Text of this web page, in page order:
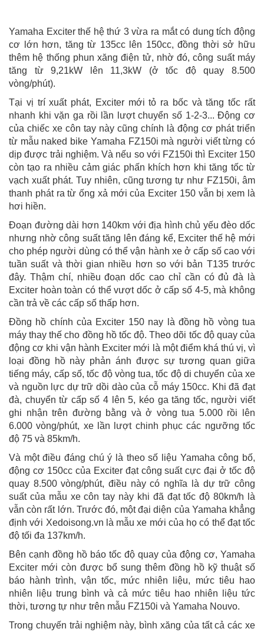
Yamaha Exciter thế hệ thứ 3 vừa ra mắt có dung tích động
cơ lớn hơn, tăng từ 135cc lên 150cc, đồng thời sở hữu
thêm hệ thống phun xăng điện tử, nhờ đó, công suất máy
tăng từ 9,21kW lên 11,3kW (ở tốc độ quay 8.500
vòng/phút).
Tại vị trí xuất phát, Exciter mới tỏ ra bốc và tăng tốc rất
nhanh khi vặn ga rồi lần lượt chuyển số 1-2-3... Động cơ
của chiếc xe côn tay này cũng chính là động cơ phát triển
từ mẫu naked bike Yamaha FZ150i mà người viết từng có
dịp được trải nghiệm. Và nếu so với FZ150i thì Exciter 150
còn tạo ra nhiều cảm giác phấn khích hơn khi tăng tốc từ
vạch xuất phát. Tuy nhiên, cũng tương tự như FZ150i, âm
thanh phát ra từ ống xả mới của Exciter 150 vẫn bị xem là
hơi hiền.
Đoạn đường dài hơn 140km với địa hình chủ yếu đèo dốc
nhưng nhờ công suất tăng lên đáng kể, Exciter thế hệ mới
cho phép người dùng có thể vận hành xe ở cấp số cao với
tuần suất và thời gian nhiều hơn so với bản T135 trước
đây. Thậm chí, nhiều đoạn dốc cao chỉ cần có đủ đà là
Exciter hoàn toàn có thể vượt dốc ở cấp số 4-5, mà không
cần trả về các cấp số thấp hơn.
Đồng hồ chính của Exciter 150 nay là đồng hồ vòng tua
máy thay thế cho đồng hồ tốc độ. Theo dõi tốc độ quay của
động cơ khi vận hành Exciter mới là một điểm khá thú vị, vì
loại đồng hồ này phản ánh được sự tương quan giữa
tiếng máy, cấp số, tốc độ vòng tua, tốc độ di chuyển của xe
và nguồn lực dự trữ dồi dào của cỗ máy 150cc. Khi đã đạt
đà, chuyển từ cấp số 4 lên 5, kéo ga tăng tốc, người viết
ghi nhận trên đường bằng và ở vòng tua 5.000 rồi lên
6.000 vòng/phút, xe lần lượt chinh phục các ngưỡng tốc
độ 75 và 85km/h.
Và một điều đáng chú ý là theo số liệu Yamaha công bố,
động cơ 150cc của Exciter đạt công suất cực đại ở tốc độ
quay 8.500 vòng/phút, điều này có nghĩa là dự trữ công
suất của mẫu xe côn tay này khi đã đạt tốc độ 80km/h là
vẫn còn rất lớn. Trước đó, một đại diện của Yamaha khẳng
định với Xedoisong.vn là mẫu xe mới của họ có thể đạt tốc
độ tối đa 137km/h.
Bên cạnh đồng hồ báo tốc độ quay của động cơ, Yamaha
Exciter mới còn được bổ sung thêm đồng hồ kỹ thuật số
báo hành trình, vận tốc, mức nhiên liệu, mức tiêu hao
nhiên liệu trung bình và cả mức tiêu hao nhiên liệu tức
thời, tương tự như trên mẫu FZ150i và Yamaha Nouvo.
Trong chuyến trải nghiệm này, bình xăng của tất cả các xe